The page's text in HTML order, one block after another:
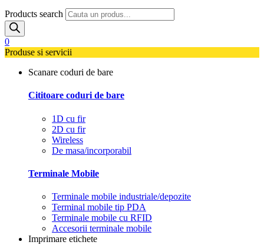
Products search
0
Produse si servicii
Scanare coduri de bare
Cititoare coduri de bare
1D cu fir
2D cu fir
Wireless
De masa/incorporabil
Terminale Mobile
Terminale mobile industriale/depozite
Terminal mobile tip PDA
Terminale mobile cu RFID
Accesorii terminale mobile
Imprimare etichete